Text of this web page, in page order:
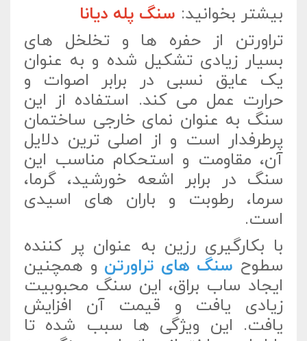
بیشتر بخوانید: سنگ پله دیانا
تراورتن از حفره ها و تخلخل های
بسیار زیادی تشکیل شده و به عنوان
یک عایق نسبی در برابر اصوات و
حرارت عمل می کند. استفاده از این
سنگ به عنوان نمای خارجی ساختمان
پرطرفدار است و از اصلی ترین دلایل
آن، مقاومت و استحکام مناسب این
سنگ در برابر اشعه خورشید، گرما،
سرما، رطوبت و باران های اسیدی
است.
با بکارگیری رزین به عنوان پر کننده
سطوح سنگ های تراورتن و همچنین
ایجاد ساب براق، این سنگ محبوبیت
زیادی یافت و قیمت آن افزایش
یافت. این ویژگی ها سبب شده تا